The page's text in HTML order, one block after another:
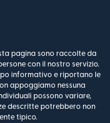
pagina sono raccolte da
con il nostro servizio.
informativo e riportano le
appoggiamo nessuna
possono variare,
descritte potrebbero non
tipico.